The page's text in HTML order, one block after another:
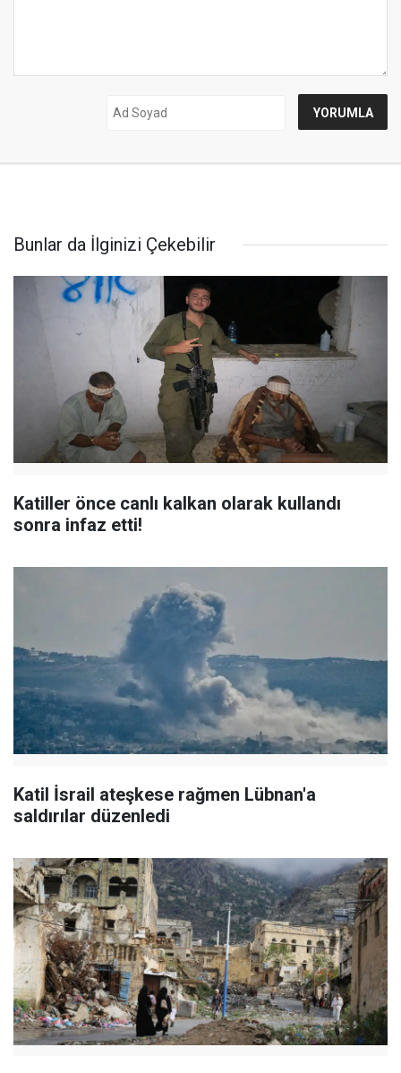
Bunlar da İlginizi Çekebilir
Katiller önce canlı kalkan olarak kullandı
sonra infaz etti!
Katil İsrail ateşkese rağmen Lübnan'a
saldırılar düzenledi